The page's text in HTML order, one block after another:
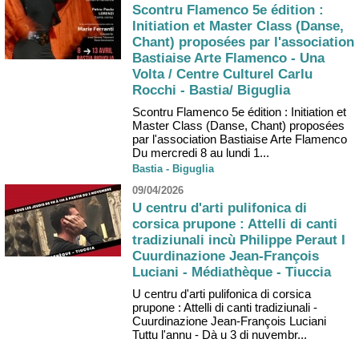
Scontru Flamenco 5e édition :
Initiation et Master Class (Danse,
Chant) proposées par l'association
Bastiaise Arte Flamenco - Una
Volta / Centre Culturel Carlu
Rocchi - Bastia/ Biguglia
Scontru Flamenco 5e édition : Initiation et
Master Class (Danse, Chant) proposées
par l'association Bastiaise Arte Flamenco
Du mercredi 8 au lundi 1...
Bastia - Biguglia
09/04/2026
U centru d'arti pulifonica di
corsica prupone : Attelli di canti
tradiziunali incù Philippe Peraut I
Cuurdinazione Jean-François
Luciani - Médiathèque - Tiuccia
U centru d'arti pulifonica di corsica
prupone : Attelli di canti tradiziunali -
Cuurdinazione Jean-François Luciani
Tuttu l'annu - Dà u 3 di nuvembr...